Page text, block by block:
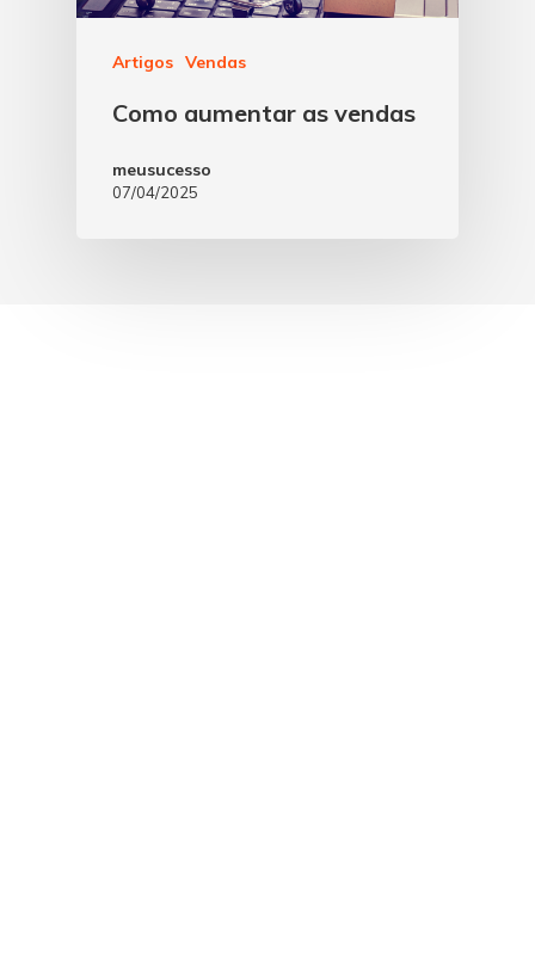
Artigos Vendas
Como aumentar as vendas
meusucesso
07/04/2025